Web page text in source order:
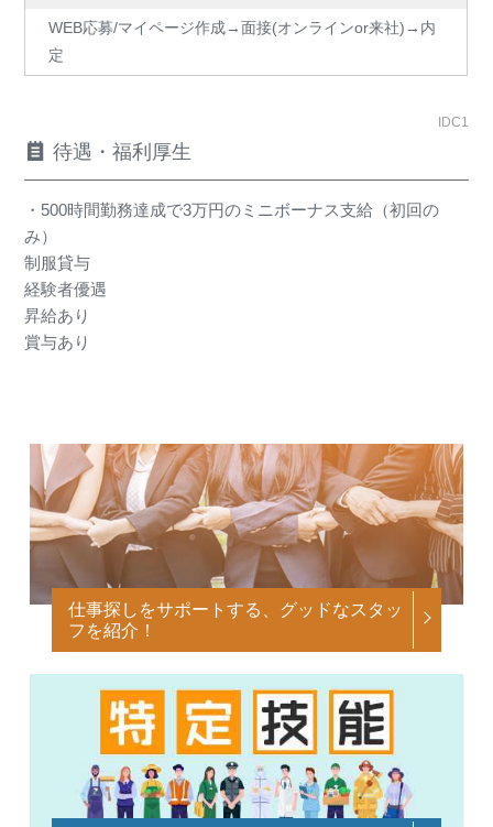
WEB応募/マイページ作成→面接(オンラインor来社)→内
定
IDC1
待遇・福利厚生
・500時間勤務達成で3万円のミニボーナス支給（初回の
み）
制服貸与
経験者優遇
昇給あり
賞与あり
仕事探しをサポートする、グッドなスタッ
フを紹介！